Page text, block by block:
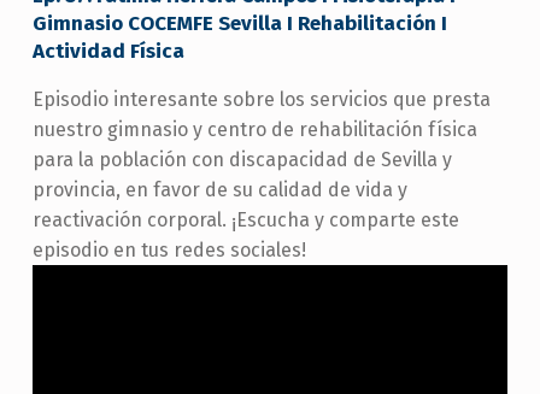
Gimnasio COCEMFE Sevilla I Rehabilitación I
Actividad Física
Episodio interesante sobre los servicios que presta
nuestro gimnasio y centro de rehabilitación física
para la población con discapacidad de Sevilla y
provincia, en favor de su calidad de vida y
reactivación corporal. ¡Escucha y comparte este
episodio en tus redes sociales!